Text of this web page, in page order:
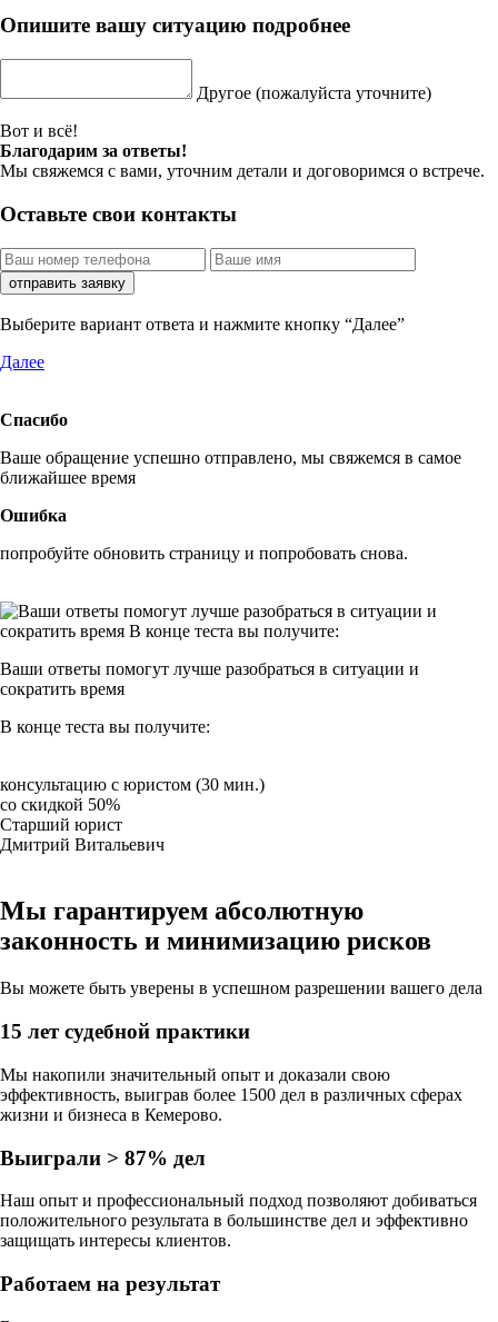
Опишите вашу ситуацию подробнее
Другое (пожалуйста уточните)
Вот и всё!
Благодарим за ответы!
Мы свяжемся с вами, уточним детали и договоримся о встрече.
Оставьте свои контакты
отправить заявку
Выберите вариант ответа и нажмите кнопку “Далее”
Далее
Спасибо
Ваше обращение успешно отправлено, мы свяжемся в самое
ближайшее время
Ошибка
попробуйте обновить страницу и попробовать снова.
Ваши ответы помогут лучше разобраться в ситуации и
сократить время
В конце теста вы получите:
консультацию с юристом (30 мин.)
со скидкой 50%
Старший юрист
Дмитрий Витальевич
Мы гарантируем абсолютную
законность и минимизацию рисков
Вы можете быть уверены в успешном разрешении вашего дела
15 лет судебной практики
Мы накопили значительный опыт и доказали свою
эффективность, выиграв более 1500 дел в различных сферах
жизни и бизнеса в Кемерово.
Выиграли > 87% дел
Наш опыт и профессиональный подход позволяют добиваться
положительного результата в большинстве дел и эффективно
защищать интересы клиентов.
Работаем на результат